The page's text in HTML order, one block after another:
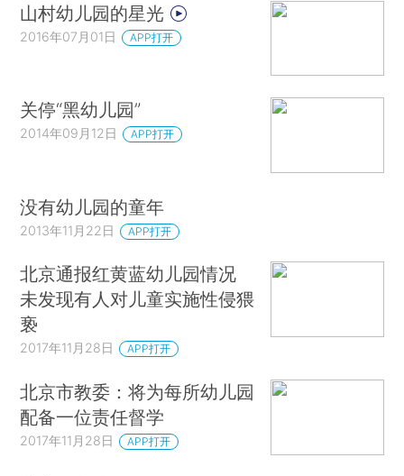
山村幼儿园的星光
2016年07月01日 APP打开
关停“黑幼儿园”
2014年09月12日 APP打开
没有幼儿园的童年
2013年11月22日 APP打开
北京通报红黄蓝幼儿园情况
未发现有人对儿童实施性侵猥
亵
2017年11月28日 APP打开
北京市教委：将为每所幼儿园
配备一位责任督学
2017年11月28日 APP打开